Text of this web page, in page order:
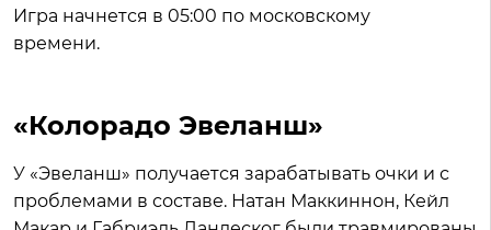
Игра начнется в 05:00 по московскому
времени.
«Колорадо Эвеланш»
У «Эвеланш» получается зарабатывать очки и с
проблемами в составе. Натан Маккиннон, Кейл